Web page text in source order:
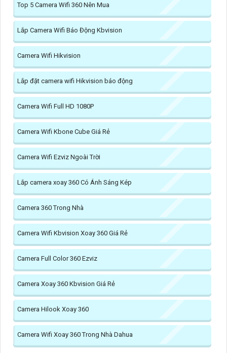
Top 5 Camera Wifi 360 Nên Mua
Lắp Camera Wifi Báo Động Kbvision
Camera Wifi Hikvision
Lắp đặt camera wifi Hikvision báo động
Camera Wifi Full HD 1080P
Camera Wifi Kbone Cube Giá Rẻ
Camera Wifi Ezviz Ngoài Trời
Lắp camera xoay 360 Có Ánh Sáng Kép
Camera 360 Trong Nhà
Camera Wifi Kbvision Xoay 360 Giá Rẻ
Camera Full Color 360 Ezviz
Camera Xoay 360 Kbvision Giá Rẻ
Camera Hilook Xoay 360
Camera Wifi Xoay 360 Trong Nhà Dahua